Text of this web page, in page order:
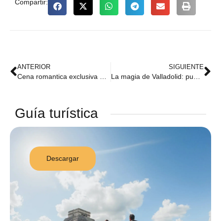
Compartir:
ANTERIOR
Cena romantica exclusiva en caverna: Experiencia Zazil Tunich
SIGUIENTE
La magia de Valladolid: puerta de entrada al mundo maya
Guía turística
Descargar